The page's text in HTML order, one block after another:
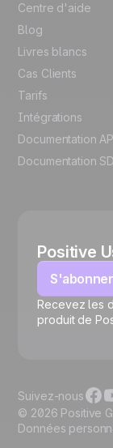
Centre d'aide
Blog
Livres blancs
Cas Clients
Tarifs
Intégrations
Documentation
Documentation
Positive
S'abonner
Recevez les
produit de
© 2026 Positive
Données
Suivez-nous